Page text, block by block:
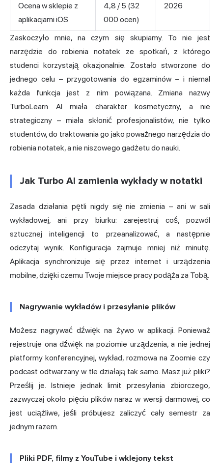
Ocena w sklepie z
aplikacjami iOS
4,8 / 5 (32
000 ocen)
2026
Zaskoczyło mnie, na czym się skupiamy. To nie jest
narzędzie do robienia notatek ze spotkań, z którego
studenci korzystają okazjonalnie. Zostało stworzone do
jednego celu – przygotowania do egzaminów – i niemal
każda funkcja jest z nim powiązana. Zmiana nazwy
TurboLearn AI miała charakter kosmetyczny, a nie
strategiczny – miała skłonić profesjonalistów, nie tylko
studentów, do traktowania go jako poważnego narzędzia do
robienia notatek, a nie niszowego gadżetu do nauki.
Jak Turbo AI zamienia wykłady w notatki
Zasada działania pętli nigdy się nie zmienia – ani w sali
wykładowej, ani przy biurku: zarejestruj coś, pozwól
sztucznej inteligencji to przeanalizować, a następnie
odczytaj wynik. Konfiguracja zajmuje mniej niż minutę.
Aplikacja synchronizuje się przez internet i urządzenia
mobilne, dzięki czemu Twoje miejsce pracy podąża za Tobą.
Nagrywanie wykładów i przesyłanie plików
Możesz nagrywać dźwięk na żywo w aplikacji. Ponieważ
rejestruje ona dźwięk na poziomie urządzenia, a nie jednej
platformy konferencyjnej, wykład, rozmowa na Zoomie czy
podcast odtwarzany w tle działają tak samo. Masz już pliki?
Prześlij je. Istnieje jednak limit przesyłania zbiorczego,
zazwyczaj około pięciu plików naraz w wersji darmowej, co
jest uciążliwe, jeśli próbujesz zaliczyć cały semestr za
jednym razem.
Pliki PDF, filmy z YouTube i wklejony tekst